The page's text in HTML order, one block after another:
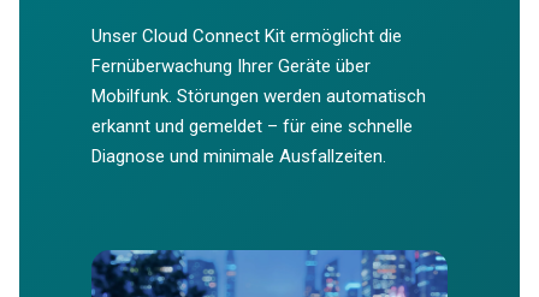
Unser Cloud Connect Kit ermöglicht die
Fernüberwachung Ihrer Geräte über
Mobilfunk. Störungen werden automatisch
erkannt und gemeldet – für eine schnelle
Diagnose und minimale Ausfallzeiten.